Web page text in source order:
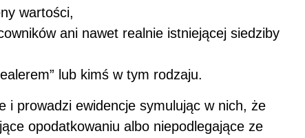
wartości,
ani nawet realnie istniejącej siedziby
lub kimś w tym rodzaju.
i prowadzi ewidencje symulując w nich, że
opodatkowaniu albo niepodlegające ze